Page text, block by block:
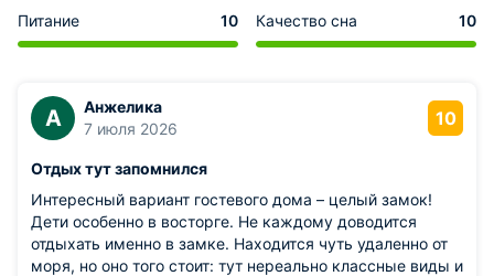
Питание 10 Качество сна 10
А
Анжелика
7 июля 2026
10
Отдых тут запомнился
Интересный вариант гостевого дома – целый замок!
Дети особенно в восторге. Не каждому доводится
отдыхать именно в замке. Находится чуть удаленно от
моря, но оно того стоит: тут нереально классные виды и